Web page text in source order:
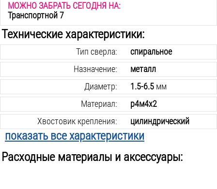
МОЖНО ЗАБРАТЬ СЕГОДНЯ НА:
Транспортной 7
Технические характеристики:
Тип сверла:
спиральное
Назначение:
металл
Диаметр:
1.5-6.5мм
Материал:
р4м4х2
Хвостовик крепления:
цилиндрический
Количество сверл в наборе:
11шт.
Вес инструмента:
0.25кг
показать все характеристики
Расходные материалы и аксессуары: